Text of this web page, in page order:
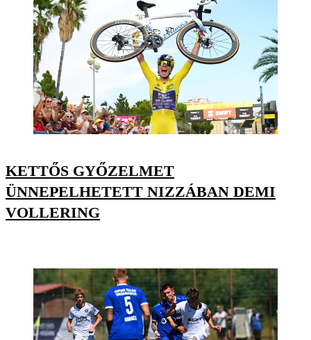
KETTŐS GYŐZELMET
ÜNNEPELHETETT NIZZÁBAN DEMI
VOLLERING